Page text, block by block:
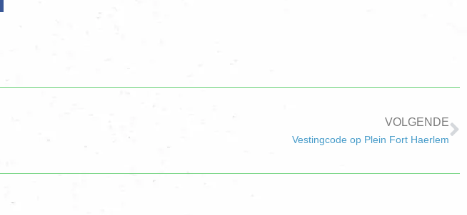
VOLGENDE
Vestingcode op Plein Fort Haerlem